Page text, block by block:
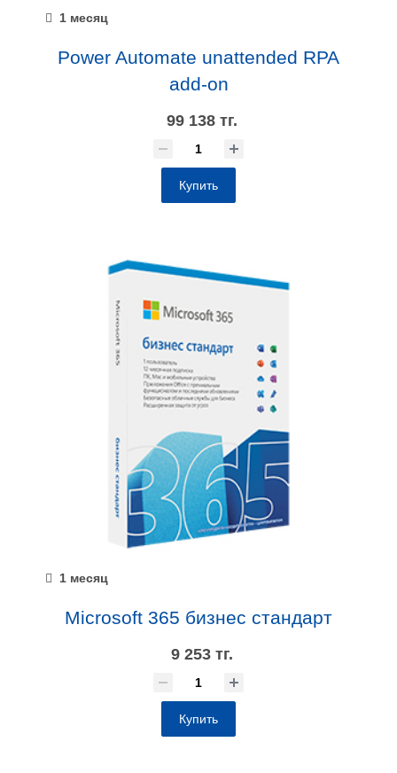
1 месяц
Power Automate unattended RPA
add-on
99 138 тг.
Купить
1 месяц
Microsoft 365 бизнес стандарт
9 253 тг.
Купить